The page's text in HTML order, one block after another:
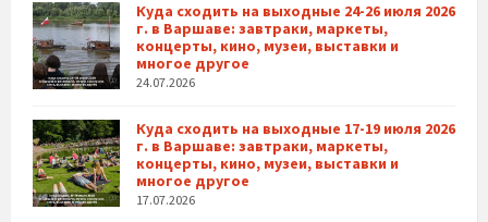
Куда сходить на выходные 24-26 июля 2026
г. в Варшаве: завтраки, маркеты,
концерты, кино, музеи, выставки и
многое другое
24.07.2026
Куда сходить на выходные 17-19 июля 2026
г. в Варшаве: завтраки, маркеты,
концерты, кино, музеи, выставки и
многое другое
17.07.2026